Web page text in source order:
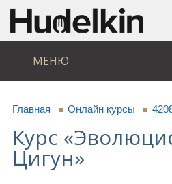
МЕНЮ
Главная Онлайн курсы
Курс
Цигун»